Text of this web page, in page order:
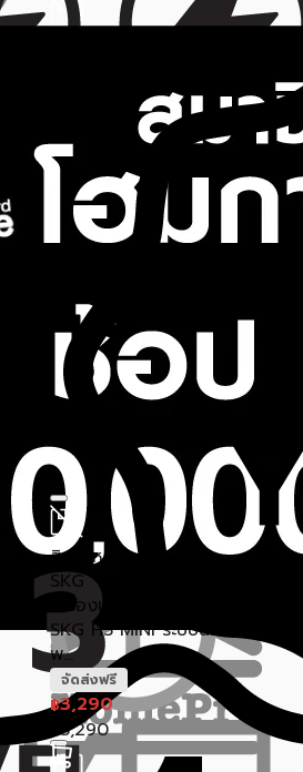
เครื่องนวด OYEET NEX PRO
II MG-T1 สีเทา
0.0 (0) ขายแล้ว 0 ชิ้น
฿9,690
ราคาสุดท้าย* ฿8,623.30
สินค้าหมด
BREO
เครื่องนวดคอ บ่า หลัง ไฟฟ้า
BREO N6 MINI สีครีม
฿6,550
฿6,900
ราคาสุดท้าย* ฿ 5,868.50
สินค้าหมด
SKG
เครื่องนวดคอและไหล่ไร้สาย
SKG H5 MINI ระบบนวด 6D
พ...
จัดส่งฟรี
฿3,290
5,290